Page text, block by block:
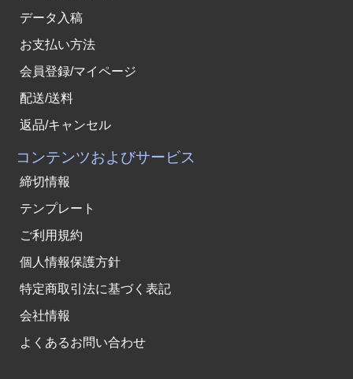
データ入稿
お支払い方法
会員登録/マイページ
配送/送料
返品/キャンセル
コンテンツおよびサービス
締切情報
テンプレート
ご利用規約
個人情報保護方針
特定商取引法に基づく表記
会社情報
よくあるお問い合わせ